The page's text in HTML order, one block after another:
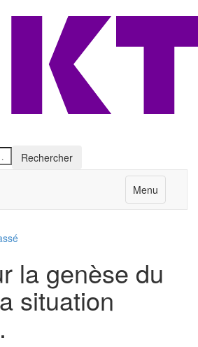
Menu
la genèse du
situation